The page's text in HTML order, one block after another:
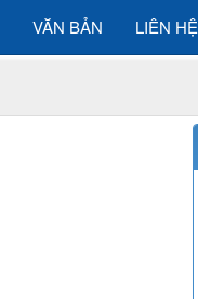
VĂN BẢN LIÊN HỆ